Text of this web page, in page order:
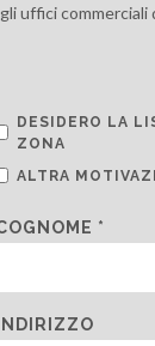
uffici commerciali
DESIDERO LA
ZONA
ALTRA
*